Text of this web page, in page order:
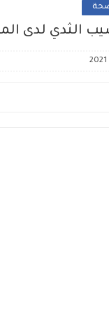
الثدي لدى